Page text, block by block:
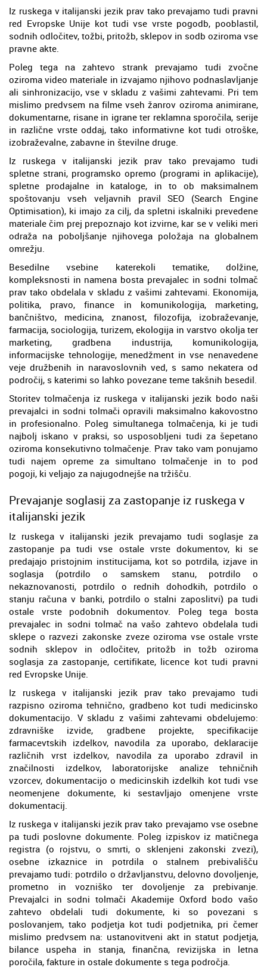
Iz ruskega v italijanski jezik prav tako prevajamo tudi pravni
red Evropske Unije kot tudi vse vrste pogodb, pooblastil,
sodnih odločitev, tožbi, pritožb, sklepov in sodb oziroma vse
pravne akte.
Poleg tega na zahtevo strank prevajamo tudi zvočne
oziroma video materiale in izvajamo njihovo podnaslavljanje
ali sinhronizacijo, vse v skladu z vašimi zahtevami. Pri tem
mislimo predvsem na filme vseh žanrov oziroma animirane,
dokumentarne, risane in igrane ter reklamna sporočila, serije
in različne vrste oddaj, tako informativne kot tudi otroške,
izobraževalne, zabavne in številne druge.
Iz ruskega v italijanski jezik prav tako prevajamo tudi
spletne strani, programsko opremo (programi in aplikacije),
spletne prodajalne in kataloge, in to ob maksimalnem
spoštovanju vseh veljavnih pravil SEO (Search Engine
Optimisation), ki imajo za cilj, da spletni iskalniki prevedene
materiale čim prej prepoznajo kot izvirne, kar se v veliki meri
odraža na poboljšanje njihovega položaja na globalnem
omrežju.
Besedilne vsebine katerekoli tematike, dolžine,
kompleksnosti in namena bosta prevajalec in sodni tolmač
prav tako obdelala v skladu z vašimi zahtevami. Ekonomija,
politika, pravo, finance in komunikologija, marketing,
bančništvo, medicina, znanost, filozofija, izobraževanje,
farmacija, sociologija, turizem, ekologija in varstvo okolja ter
marketing, gradbena industrija, komunikologija,
informacijske tehnologije, menedžment in vse nenavedene
veje družbenih in naravoslovnih ved, s samo nekatera od
področij, s katerimi so lahko povezane teme takšnih besedil.
Storitev tolmačenja iz ruskega v italijanski jezik bodo naši
prevajalci in sodni tolmači opravili maksimalno kakovostno
in profesionalno. Poleg simultanega tolmačenja, ki je tudi
najbolj iskano v praksi, so usposobljeni tudi za šepetano
oziroma konsekutivno tolmačenje. Prav tako vam ponujamo
tudi najem opreme za simultano tolmačenje in to pod
pogoji, ki veljajo za najugodnejše na tržišču.
Prevajanje soglasij za zastopanje iz ruskega v
italijanski jezik
Iz ruskega v italijanski jezik prevajamo tudi soglasje za
zastopanje pa tudi vse ostale vrste dokumentov, ki se
predajajo pristojnim institucijama, kot so potrdila, izjave in
soglasja (potrdilo o samskem stanu, potrdilo o
nekaznovanosti, potrdilo o rednih dohodkih, potrdilo o
stanju računa v banki, potrdilo o stalni zaposlitvi) pa tudi
ostale vrste podobnih dokumentov. Poleg tega bosta
prevajalec in sodni tolmač na vašo zahtevo obdelala tudi
sklepe o razvezi zakonske zveze oziroma vse ostale vrste
sodnih sklepov in odločitev, pritožb in tožb oziroma
soglasja za zastopanje, certifikate, licence kot tudi pravni
red Evropske Unije.
Iz ruskega v italijanski jezik prav tako prevajamo tudi
razpisno oziroma tehnično, gradbeno kot tudi medicinsko
dokumentacijo. V skladu z vašimi zahtevami obdelujemo:
zdravniške izvide, gradbene projekte, specifikacije
farmacevtskih izdelkov, navodila za uporabo, deklaracije
različnih vrst izdelkov, navodila za uporabo zdravil in
značilnosti izdelkov, laboratorijske analize tehničnih
vzorcev, dokumentacijo o medicinskih izdelkih kot tudi vse
neomenjene dokumente, ki sestavljajo omenjene vrste
dokumentacij.
Iz ruskega v italijanski jezik prav tako prevajamo vse osebne
pa tudi poslovne dokumente. Poleg izpiskov iz matičnega
registra (o rojstvu, o smrti, o sklenjeni zakonski zvezi),
osebne izkaznice in potrdila o stalnem prebivališču
prevajamo tudi: potrdilo o državljanstvu, delovno dovoljenje,
prometno in vozniško ter dovoljenje za prebivanje.
Prevajalci in sodni tolmači Akademije Oxford bodo vašo
zahtevo obdelali tudi dokumente, ki so povezani s
poslovanjem, tako podjetja kot tudi podjetnika, pri čemer
mislimo predvsem na: ustanovitveni akt in statut podjetja,
bilance uspeha in stanja, finančna, revizijska in letna
poročila, fakture in ostale dokumente s tega področja.